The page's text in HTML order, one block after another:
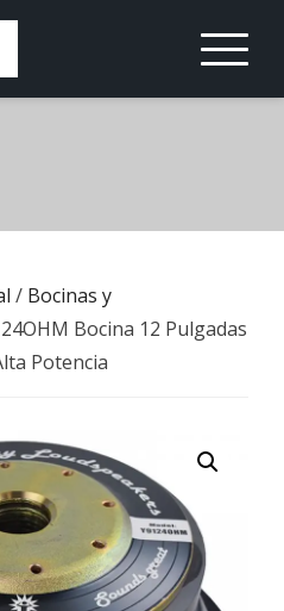
/ Bocinas y
Bocina 12 Pulgadas
Potencia